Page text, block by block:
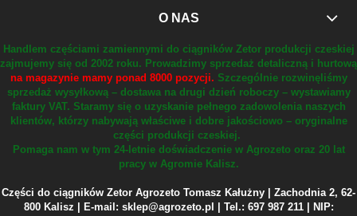
O NAS
Handlem częściami zamiennymi do ciągników Zetor produkcji czeskiej
zajmujemy się od 2002 roku. Prowadzimy sprzedaż detaliczną i hurtową
na magazynie mamy ponad 8000 pozycji. Szczególnie rozwinęliśmy
sprzedaż wysyłkową – dostawa na drugi dzień roboczy – wystawiamy
faktury VAT. Staramy się o uzyskanie pełnego zadowolenia naszych
klientów, którzy nabywają właściwe i dobre jakościowo – oryginalne
części produkcji czeskiej.
Pomaga nam w tym 24-letnie doświadczenie w Agrozeto oraz 20 lat
pracy w Agromie Kalisz.
Części do ciągników Zetor Agrozeto Tomasz Kałużny | Zachodnia 2, 62-
800 Kalisz | E-mail: sklep@agrozeto.pl | Tel.: 697 987 211 | NIP: